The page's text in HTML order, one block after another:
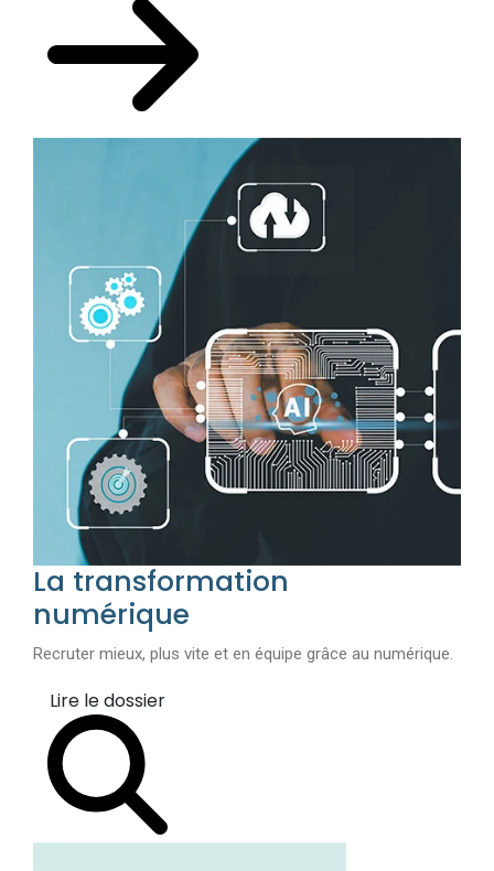
La transformation
numérique
Recruter mieux, plus vite et en équipe grâce au numérique.
Lire le dossier